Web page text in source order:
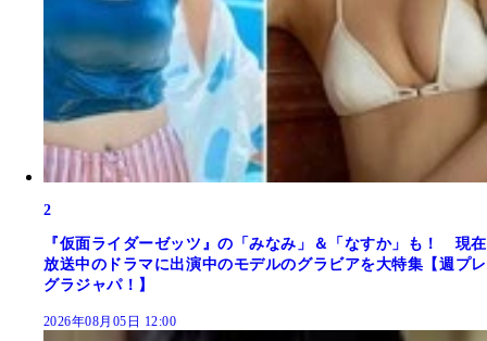
2
『仮面ライダーゼッツ』の「みなみ」＆「なすか」も！ 現在
放送中のドラマに出演中のモデルのグラビアを大特集【週プレ
グラジャパ！】
2026年08月05日 12:00